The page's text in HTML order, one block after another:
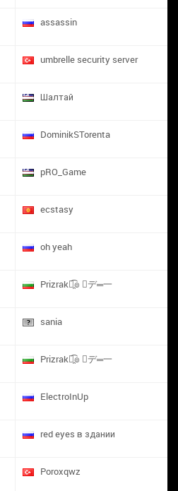
assassin
umbrelle security server
Шалтай
DominikSTorenta
pRO_Game
ecstasy
oh yeah
Prizrak๏̯͡๏ ︻デ═一
sania
Prizrak๏̯͡๏ ︻デ═一
ElectroInUp
red eyes в здании
​Poroxqwz